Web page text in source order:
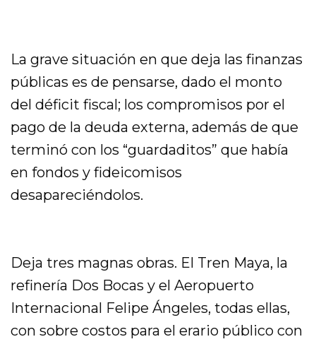
La grave situación en que deja las finanzas
públicas es de pensarse, dado el monto
del déficit fiscal; los compromisos por el
pago de la deuda externa, además de que
terminó con los “guardaditos” que había
en fondos y fideicomisos
desapareciéndolos.
Deja tres magnas obras. El Tren Maya, la
refinería Dos Bocas y el Aeropuerto
Internacional Felipe Ángeles, todas ellas,
con sobre costos para el erario público con